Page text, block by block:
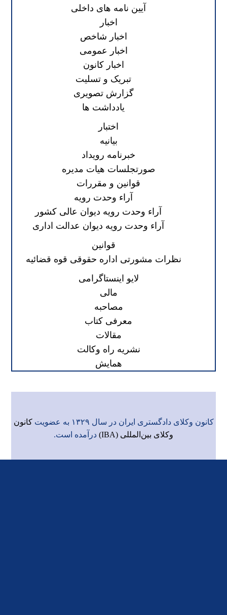
آیین نامه های داخلی
اخبار
اخبار شاخص
اخبار عمومی
اخبار کانون
تبریک و تسلیت
گزارش تصویری
یادداشت ها
اختبار
بیانیه
خبرنامه رویداد
صورتجلسات هیات مدیره
قوانین و مقررات
آراء وحدت رویه
آراء وحدت رویه دیوان عالی کشور
آراء وحدت رویه دیوان عدالت اداری
قوانین
نظرات مشورتی اداره حقوقی قوه قضائیه
لایو اینستاگرامی
مالی
مصاحبه
معرفی کتاب
مقالات
نشریه راه وکالت
همایش
کانون وکلای دادگستری ایران در سال ۱۳۲۹ به عضویت
کانون
وکلای بین‌المللی (IBA)
درآمده است.